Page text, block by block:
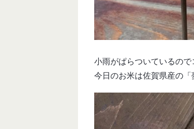
小雨がぱらついているので
今日のお米は佐賀県産の「